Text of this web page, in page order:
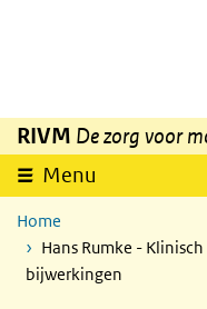
Overslaan en naar de
RIVM De zorg voor
Menu
Home
Hans Rumke -
bijwerkingen